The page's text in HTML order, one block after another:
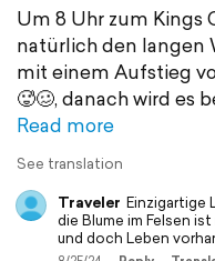
Um 8 Uhr zum Kings
natürlich den langen
mit einem Aufstieg
🥵🥴, danach wird es
Read more
See translation
Traveler Einzigartige
die Blume im Felsen
und doch Leben